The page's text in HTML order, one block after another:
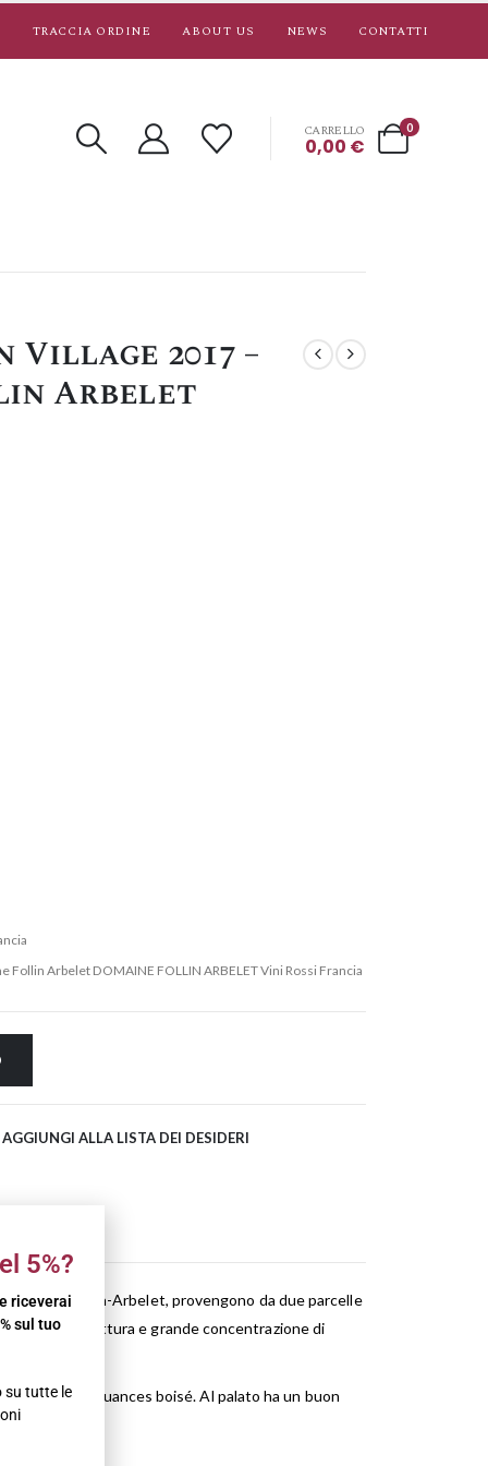
TRACCIA ORDINE ABOUT US NEWS CONTATTI
0
CARRELLO
0,00 €
2017 –
Arbelet
Follin Arbelet DOMAINE FOLLIN ARBELET Vini Rossi Francia
AGGIUNGI ALLA LISTA DEI DESIDERI
Follin-Arbelet, provengono da due parcelle
buona struttura e grande concentrazione di
e delicate nuances boisé. Al palato ha un buon
5%?
riceverai
sul tuo
su tutte le